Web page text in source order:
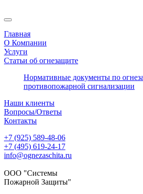
Главная
О Компании
Услуги
Статьи об огнезащите
Нормативные документы по
противопожарной сигнализации
Наши клиенты
Вопросы/Ответы
Контакты
+7 (925) 589-48-06
+7 (495) 619-24-17
info@ognezaschita.ru
ООО "Системы
Пожарной Защиты"